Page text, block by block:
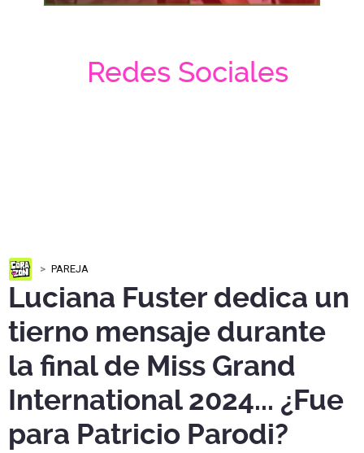
Redes Sociales
PAREJA
Luciana Fuster dedica un
tierno mensaje durante
la final de Miss Grand
International 2024... ¿Fue
para Patricio Parodi?